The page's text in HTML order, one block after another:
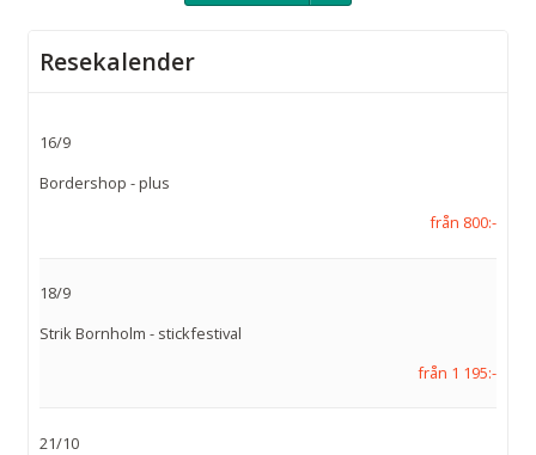
Resekalender
16/9
Bordershop - plus
från 800:-
18/9
Strik Bornholm - stickfestival
från 1 195:-
21/10